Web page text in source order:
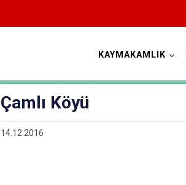
KAYMAKAMLIK
Çamlı Köyü
14.12.2016